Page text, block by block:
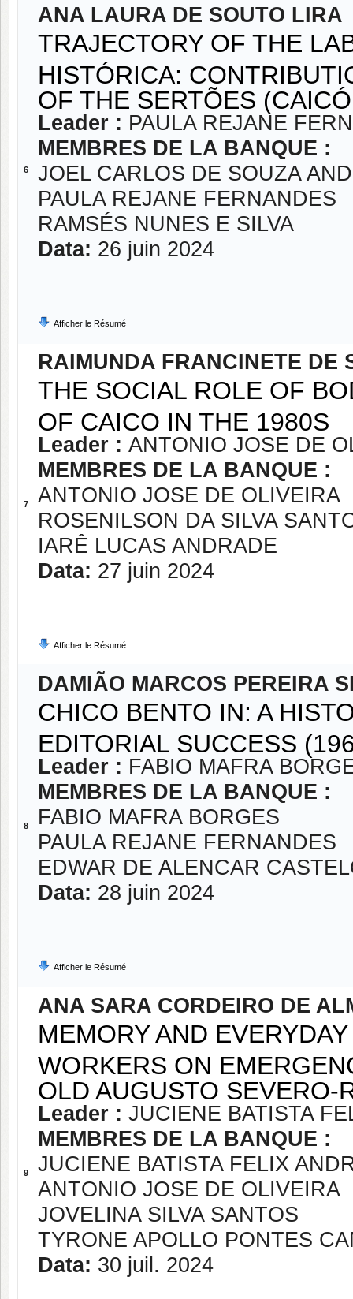
6
ANA LAURA DE SOUTO LIRA
TRAJECTORY OF THE
HISTÓRICA:
OF THE SERTÕES
Leader : PAULA REJANE
MEMBRES DE LA BANQUE :
JOEL CARLOS DE SOUZA
PAULA REJANE FERNANDES
RAMSÉS NUNES E SILVA
Data: 26 juin 2024
Afficher le Résumé
7
RAIMUNDA FRANCINETE DE
THE SOCIAL ROLE OF
OF CAICO IN THE 1980S
Leader : ANTONIO JOSE DE
MEMBRES DE LA BANQUE :
ANTONIO JOSE DE OLIVEIRA
ROSENILSON DA SILVA
IARÊ LUCAS ANDRADE
Data: 27 juin 2024
Afficher le Résumé
8
DAMIÃO MARCOS PEREIRA
CHICO BENTO IN: A
EDITORIAL SUCCESS
Leader : FABIO MAFRA
MEMBRES DE LA BANQUE :
FABIO MAFRA BORGES
PAULA REJANE FERNANDES
EDWAR DE ALENCAR
Data: 28 juin 2024
Afficher le Résumé
9
ANA SARA CORDEIRO DE
MEMORY AND
WORKERS ON
OLD AUGUSTO SEVERO-
Leader : JUCIENE BATISTA
MEMBRES DE LA BANQUE :
JUCIENE BATISTA FELIX
ANTONIO JOSE DE OLIVEIRA
JOVELINA SILVA SANTOS
TYRONE APOLLO PONTES
Data: 30 juil. 2024